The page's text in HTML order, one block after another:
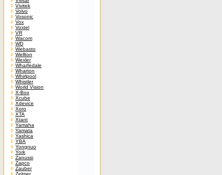
Vivitek
Volvo
Vosonic
Vox
Voxtel
VR
Wacom
WD
Webasto
Wellton
Wexler
Wharfedale
Wharton
Whirlpool
Whistler
World Vision
X-Box
Xcube
Xdevice
Xoro
XTA
Xtant
Yamaha
Yamata
Yashica
YBA
Yongnuo
York
Zanussi
Zapco
Zauber
Zelmer